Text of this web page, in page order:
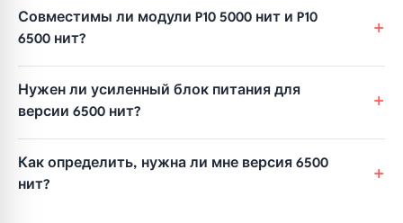
Совместимы ли модули P10 5000 нит и P10
6500 нит?
Нужен ли усиленный блок питания для
версии 6500 нит?
Как определить, нужна ли мне версия 6500
нит?